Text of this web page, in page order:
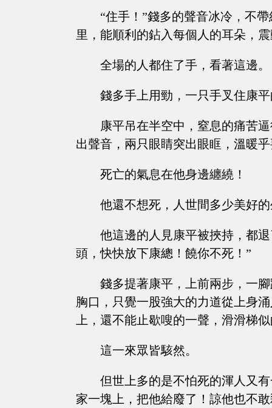
“住手！”錢多的聲音冰冷，不
里，能順利的鉆入每個人的耳朵，
全場的人都住了手，看著這邊。
錢多手上用勁，一只手叉住康
康平吊在半空中，窒息的痛苦
出聲音，兩只眼睛突出眼眶，溫暖
死亡的氣息在他身邊纏繞！
他還不想死，人世間多少美好
他這邊的人見康平被挾持，都
頭，快快放下康總！饒你不死！”
錢多提著康平，上前兩步，一
胸口，只覺一股強大的力道從上身
上，還不能止歇嗖的一聲，滑滑梯
這一來眾皆駭然。
但世上多的是不怕死的渾人又
家一塊上，把他給廢了！諒他也不